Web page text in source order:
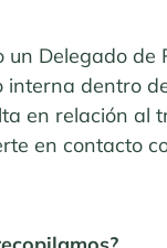
un Delegado
dentro
en relación al
en contacto